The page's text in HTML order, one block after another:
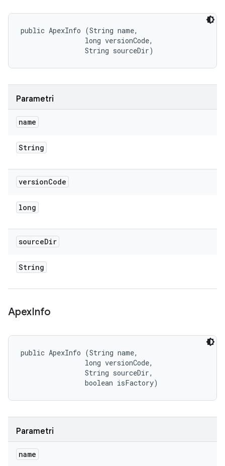
public ApexInfo (String name,
                long versionCode,
                String sourceDir)
Parametri
name
String
versionCode
long
sourceDir
String
ApexInfo
public ApexInfo (String name,
                long versionCode,
                String sourceDir,
                boolean isFactory)
Parametri
name